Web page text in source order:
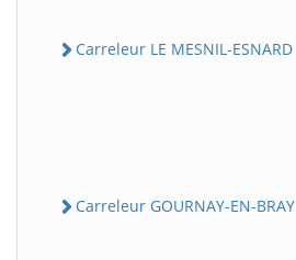
Carreleur LE MESNIL-ESNARD
Carreleur GOURNAY-EN-BRAY